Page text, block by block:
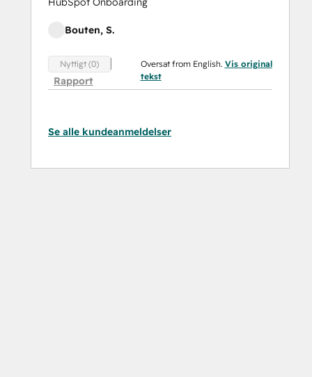
Bouten, S.
Nyttigt (0)
Rapport
Oversat from English. Vis original
tekst
Se alle kundeanmeldelser